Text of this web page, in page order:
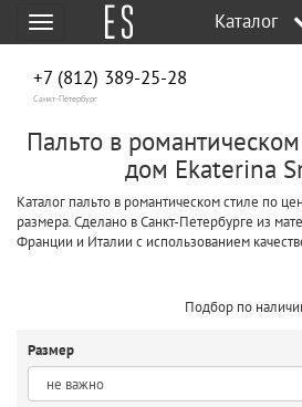
Меню Каталог
+7 (812) 389-25-28
Санкт-Петербург
Пальто в
дом Ekaterina
Каталог пальто в романтическом стиле по
размера. Сделано в Санкт-Петербурге из
Франции и Италии с использованием
Подбор по
Размер